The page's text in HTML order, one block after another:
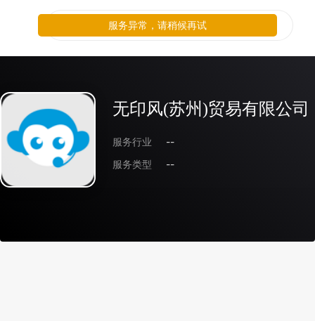
无印风(苏州)贸易有限公司
服务行业
--
服务类型
--
服务异常，请稍候再试